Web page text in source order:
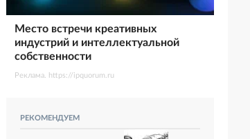
Место встречи креативных
индустрий и интеллектуальной
собственности
Реклама. https://ipquorum.ru
РЕКОМЕНДУЕМ